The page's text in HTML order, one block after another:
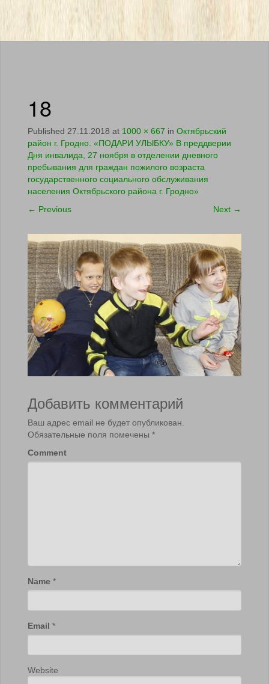
18
Published 27.11.2018 at 1000 × 667 in Октябрьский
район г. Гродно. «ПОДАРИ УЛЫБКУ» В преддверии
Дня инвалида, 27 ноября в отделении дневного
пребывания для граждан пожилого возраста
государственного социального обслуживания
населения Октябрьского района г. Гродно»
← Previous Next →
Добавить комментарий
Ваш адрес email не будет опубликован.
Обязательные поля помечены *
Comment
Name *
Email *
Website